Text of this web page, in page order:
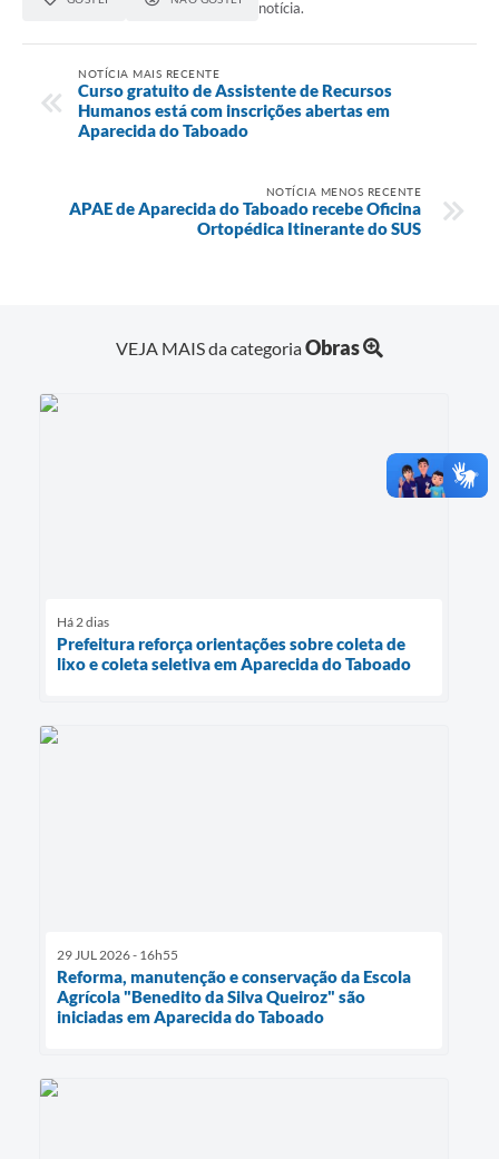
notícia.
NOTÍCIA MAIS RECENTE
Curso gratuito de Assistente de Recursos
Humanos está com inscrições abertas em
Aparecida do Taboado
NOTÍCIA MENOS RECENTE
APAE de Aparecida do Taboado recebe Oficina
Ortopédica Itinerante do SUS
VEJA MAIS da categoriaObras
Há 2 dias
Prefeitura reforça orientações sobre coleta de
lixo e coleta seletiva em Aparecida do Taboado
29 JUL 2026 - 16h55
Reforma, manutenção e conservação da Escola
Agrícola "Benedito da Silva Queiroz" são
iniciadas em Aparecida do Taboado